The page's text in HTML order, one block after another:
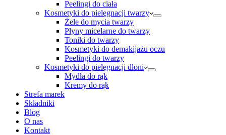
Peelingi do ciała
Kosmetyki do pielęgnacji twarzy
Żele do mycia twarzy
Płyny micelarne do twarzy
Toniki do twarzy
Kosmetyki do demakijażu oczu
Peelingi do twarzy
Kosmetyki do pielęgnacji dłoni
Mydła do rąk
Kremy do rąk
Strefa marek
Składniki
Blog
O nas
Kontakt